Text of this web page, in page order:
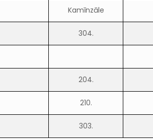
Kamīnzāle
304.
204.
210.
303.